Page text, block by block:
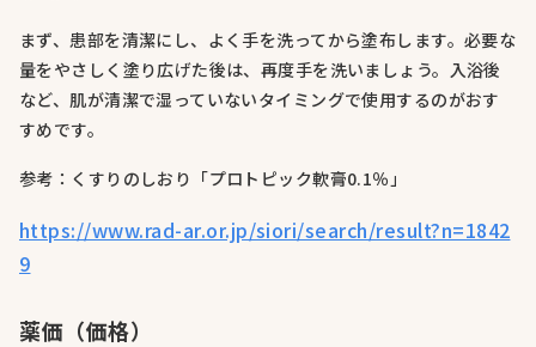
まず、患部を清潔にし、よく手を洗ってから塗布します。必要な
量をやさしく塗り広げた後は、再度手を洗いましょう。入浴後
など、肌が清潔で湿っていないタイミングで使用するのがおす
すめです。
参考：くすりのしおり「プロトピック軟膏0.1％」
https://www.rad-ar.or.jp/siori/search/result?n=1842
9
薬価（価格）